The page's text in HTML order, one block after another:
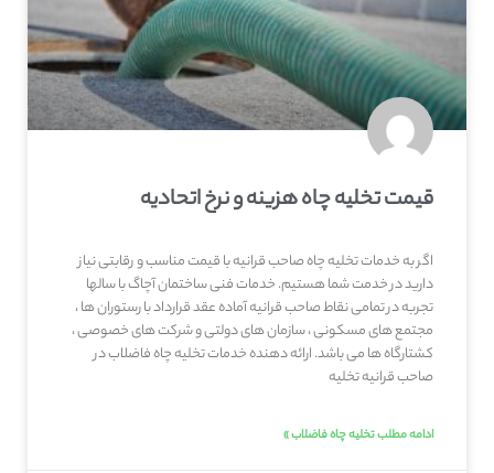
قیمت تخلیه چاه هزینه و نرخ اتحادیه
اگر به خدمات تخلیه چاه صاحب‌ قرانیه با قیمت مناسب و رقابتی نیاز
دارید در خدمت شما هستیم. خدمات فنی ساختمان آچاگ با سالها
تجربه در تمامی نقاط صاحب‌ قرانیه آماده عقد قرارداد با رستوران ها ،
مجتمع های مسکونی ، سازمان های دولتی و شرکت های خصوصی ،
کشتارگاه ها می باشد. ارائه دهنده خدمات تخلیه چاه فاضلاب در
صاحب‌ قرانیه تخلیه
ادامه مطلب تخلیه چاه فاضلاب »